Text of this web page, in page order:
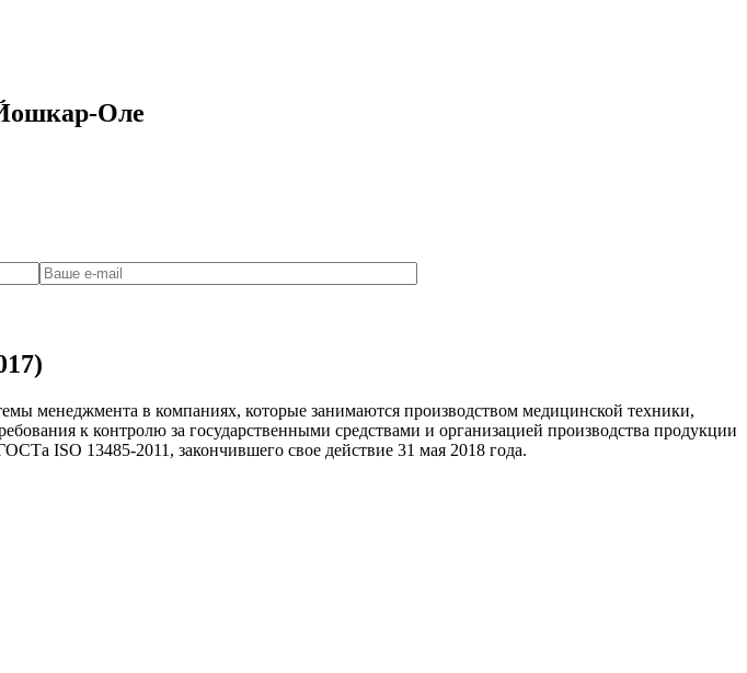
Оле
менеджмента в компаниях, которые занимаются производством медицинской техники,
к контролю за государственными средствами и организацией производства продукции
ISO 13485-2011, закончившего свое действие 31 мая 2018 года.